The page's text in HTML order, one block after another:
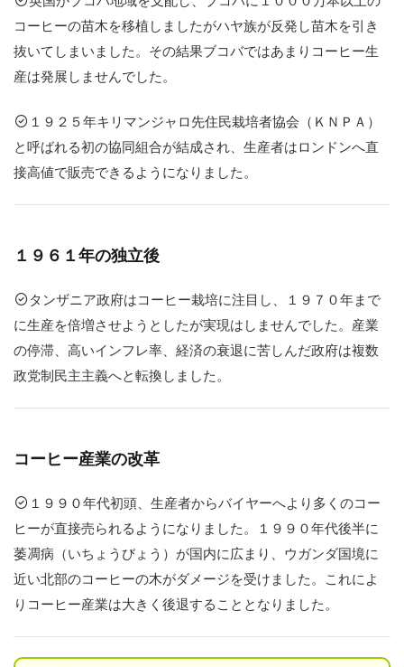
と
は
？
ニ
ア
豆
け
レ
ー
）
ビ
テ
ィ
3
気
る
生
コーヒーの苗木を移植しましたがハヤ族が反発し苗木を引き
抜いてしまいました。その結果ブコバではあまりコーヒー生
産は発展しませんでした。
１９２５年キリマンジャロ先住民栽培者協会（ＫＮＰＡ）
と呼ばれる初の協同組合が結成され、生産者はロンドンへ直
接高値で販売できるようになりました。
１９６１年の独立後
タンザニア政府はコーヒー栽培に注目し、１９７０年まで
に生産を倍増させようとしたが実現はしませんでした。産業
の停滞、高いインフレ率、経済の衰退に苦しんだ政府は複数
政党制民主主義へと転換しました。
コーヒー産業の改革
１９９０年代初頭、生産者からバイヤーへより多くのコー
ヒーが直接売られるようになりました。１９９０年代後半に
萎凋病（いちょうびょう）が国内に広まり、ウガンダ国境に
近い北部のコーヒーの木がダメージを受けました。これによ
りコーヒー産業は大きく後退することとなりました。